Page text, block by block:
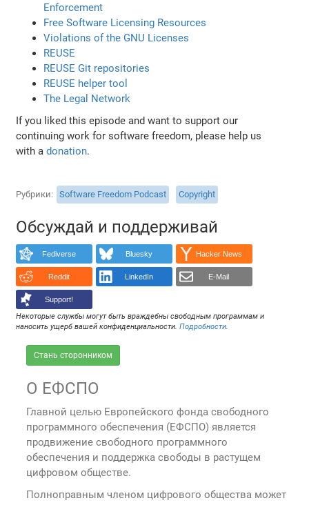
Enforcement
Free Software Licensing Resources
Violations of the GNU Licenses
REUSE
REUSE Git repositories
REUSE helper tool
The Legal Network
If you liked this episode and want to support our
continuing work for software freedom, please help us
with adonation.
Рубрики Software Freedom Podcast Copyright
Обсуждай и поддерживай
Fediverse Bluesky Hacker News
Reddit LinkedIn E-Mail
Support!
Некоторые службы могут быть враждебны свободным программам и
наносить ущерб вашей конфиденциальности.Подробности.
Стань сторонником
О ЕФСПО
Главной целью Европейского фонда свободного
программного обеспечения (ЕФСПО) является
продвижение свободного программного
обеспечения и поддержка свободы в растущем
цифровом обществе.
Полноправным членом цифрового общества может